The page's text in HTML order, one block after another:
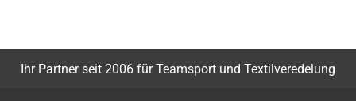
Ihr Partner seit 2006 für Teamsport und Textilveredelung